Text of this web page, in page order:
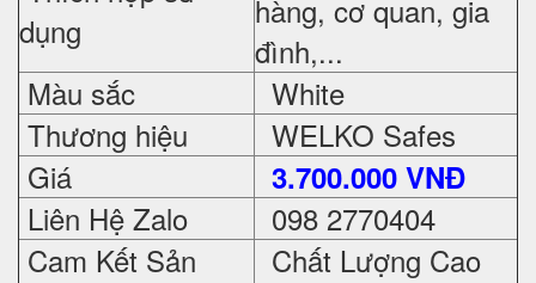
dụng
hàng, cơ quan, gia
đình,...
Màu sắc
White
Thương hiệu
WELKO Safes
Giá
3.700.000 VNĐ
Liên Hệ Zalo
098 2770404
Cam Kết Sản
Chất Lượng Cao